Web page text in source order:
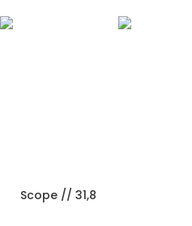
Scope // 31,8